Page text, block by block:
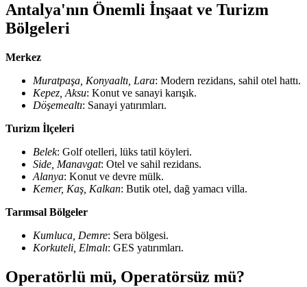
Antalya'nın Önemli İnşaat ve Turizm
Bölgeleri
Merkez
Muratpaşa, Konyaaltı, Lara: Modern rezidans, sahil otel hattı.
Kepez, Aksu: Konut ve sanayi karışık.
Döşemealtı: Sanayi yatırımları.
Turizm İlçeleri
Belek: Golf otelleri, lüks tatil köyleri.
Side, Manavgat: Otel ve sahil rezidans.
Alanya: Konut ve devre mülk.
Kemer, Kaş, Kalkan: Butik otel, dağ yamacı villa.
Tarımsal Bölgeler
Kumluca, Demre: Sera bölgesi.
Korkuteli, Elmalı: GES yatırımları.
Operatörlü mü, Operatörsüz mü?